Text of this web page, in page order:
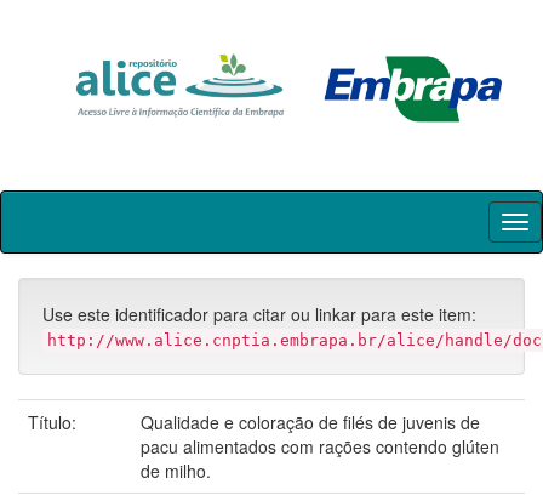
Skip
Use este identificador para citar ou linkar para este item:
http://www.alice.cnptia.embrapa.br/alice/handle/doc/
Título:
Qualidade e coloração de filés de juvenis de
pacu alimentados com rações contendo glúten
de milho.